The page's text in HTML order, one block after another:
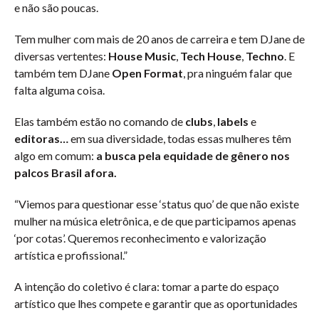
e não são poucas.
Tem mulher com mais de 20 anos de carreira e tem DJane de
diversas vertentes: House Music, Tech House, Techno. E
também tem DJane Open Format, pra ninguém falar que
falta alguma coisa.
Elas também estão no comando de clubs, labels e
editoras…em sua diversidade, todas essas mulheres têm
algo em comum: a busca pela equidade de gênero nos
palcos Brasil afora.
“Viemos para questionar esse ‘status quo’ de que não existe
mulher na música eletrônica, e de que participamos apenas
‘por cotas’. Queremos reconhecimento e valorização
artística e profissional.”
A intenção do coletivo é clara: tomar a parte do espaço
artístico que lhes compete e garantir que as oportunidades